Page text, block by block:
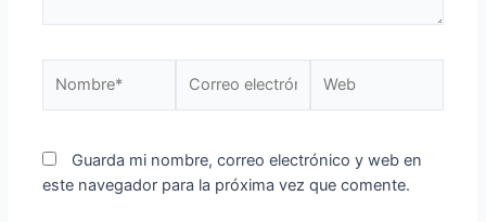
Guarda mi nombre, correo electrónico y web en
este navegador para la próxima vez que comente.